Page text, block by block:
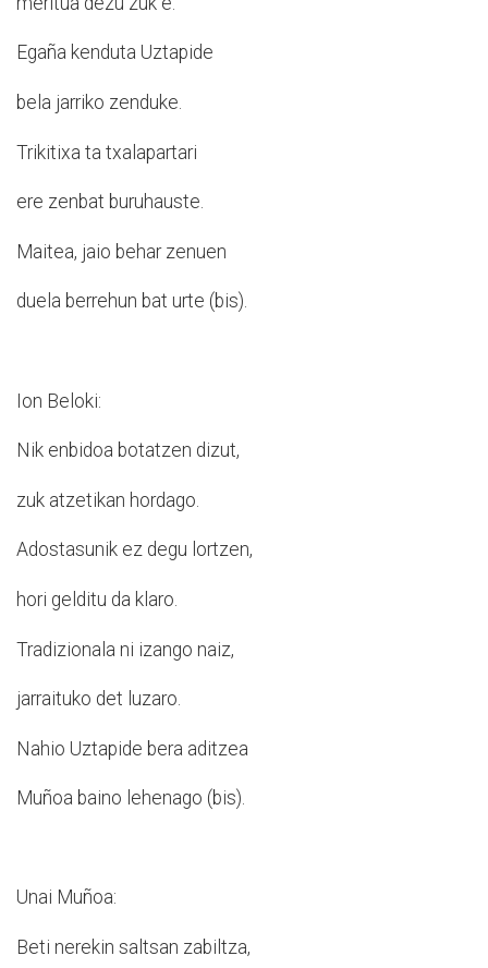
Egaña kenduta Uztapide
bela jarriko zenduke.
Trikitixa ta txalapartari
ere zenbat buruhauste.
Maitea, jaio behar zenuen
duela berrehun bat urte (bis).
Ion Beloki:
Nik enbidoa botatzen dizut,
zuk atzetikan hordago.
Adostasunik ez degu lortzen,
hori gelditu da klaro.
Tradizionala ni izango naiz,
jarraituko det luzaro.
Nahio Uztapide bera aditzea
Muñoa baino lehenago (bis).
Unai Muñoa:
Beti nerekin saltsan zabiltza,